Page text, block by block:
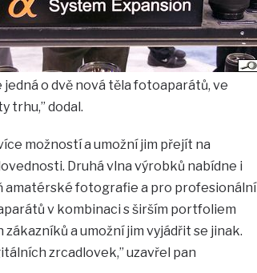
o dvě nová těla fotoaparátů, ve
trhu,” dodal.
možností a umožní jim přejít na
Druhá vlna výrobků nabídne i
amatérské fotografie a pro profesionální
v kombinaci s širším portfoliem
a umožní jim vyjádřit se jinak.
zrcadlovek,” uzavřel pan